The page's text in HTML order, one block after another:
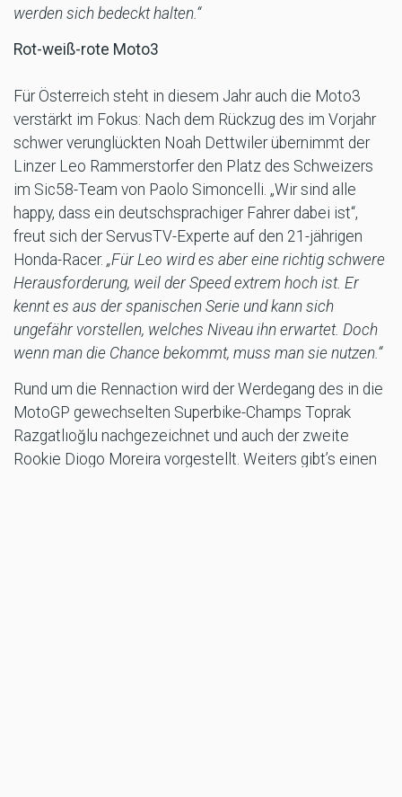
werden sich bedeckt halten.“
Rot-weiß-rote Moto3
Für Österreich steht in diesem Jahr auch die Moto3
verstärkt im Fokus: Nach dem Rückzug des im Vorjahr
schwer verunglückten Noah Dettwiler übernimmt der
Linzer Leo Rammerstorfer den Platz des Schweizers
im Sic58-Team von Paolo Simoncelli. „Wir sind alle
happy, dass ein deutschsprachiger Fahrer dabei ist“,
freut sich der ServusTV-Experte auf den 21-jährigen
Honda-Racer. „Für Leo wird es aber eine richtig schwere
Herausforderung, weil der Speed extrem hoch ist. Er
kennt es aus der spanischen Serie und kann sich
ungefähr vorstellen, welches Niveau ihn erwartet. Doch
wenn man die Chance bekommt, muss man sie nutzen.“
Rund um die Rennaction wird der Werdegang des in die
MotoGP gewechselten Superbike-Champs Toprak
Razgatlıoğlu nachgezeichnet und auch der zweite
Rookie Diogo Moreira vorgestellt. Weiters gibt’s einen